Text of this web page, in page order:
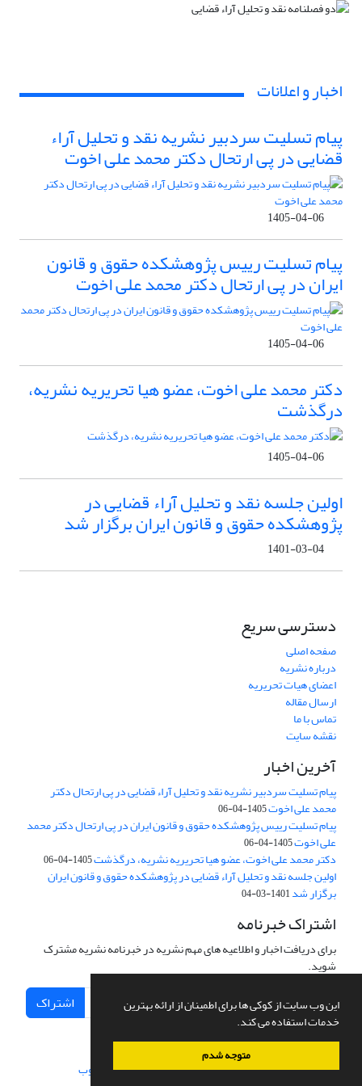
این وب سایت از کوکی ها برای اطمینان از ارائه بهترین
خدمات استفاده می کند.
متوجه شدم
اخبار و اعلانات
پیام تسلیت سردبیر نشریه نقد و تحلیل آراء
قضایی در پی ارتحال دکتر محمد علی اخوت
1405-04-06
پیام تسلیت رییس پژوهشکده حقوق و قانون
ایران در پی ارتحال دکتر محمد علی اخوت
1405-04-06
دکتر محمد علی اخوت، عضو هیا تحریریه نشریه،
درگذشت
1405-04-06
اولین جلسه نقد و تحلیل آراء قضایی در
پژوهشکده حقوق و قانون ایران برگزار شد
1401-03-04
دسترسی سریع
صفحه اصلی
درباره نشریه
اعضای هیات تحریریه
ارسال مقاله
تماس با ما
نقشه سایت
آخرین اخبار
پیام تسلیت سردبیر نشریه نقد و تحلیل آراء قضایی در پی ارتحال دکتر
محمد علی اخوت1405-04-06
پیام تسلیت رییس پژوهشکده حقوق و قانون ایران در پی ارتحال دکتر محمد
علی اخوت1405-04-06
دکتر محمد علی اخوت، عضو هیا تحریریه نشریه، درگذشت1405-04-06
اولین جلسه نقد و تحلیل آراء قضایی در پژوهشکده حقوق و قانون ایران
برگزار شد1401-03-04
اشتراک خبرنامه
برای دریافت اخبار و اطلاعیه های مهم نشریه در خبرنامه نشریه مشترک
شوید.
اشتراک
سامانه مدیریت نشریات علمی.طراحی و پیاده سازی از سیناوب